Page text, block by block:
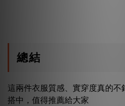
總結
這兩件衣服質感、實穿度真的
搭中，值得推薦給大家